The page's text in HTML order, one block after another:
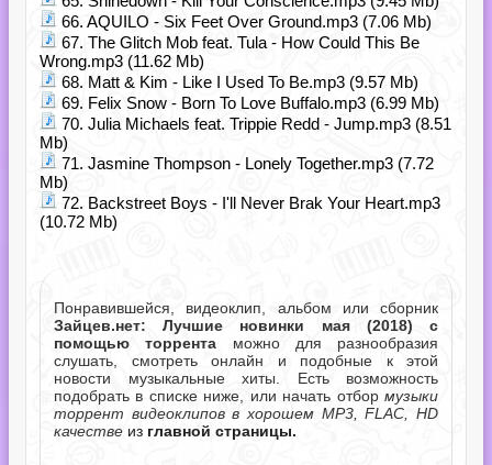
66. AQUILO - Six Feet Over Ground.mp3 (7.06 Mb)
67. The Glitch Mob feat. Tula - How Could This Be
Wrong.mp3 (11.62 Mb)
68. Matt & Kim - Like I Used To Be.mp3 (9.57 Mb)
69. Felix Snow - Born To Love Buffalo.mp3 (6.99 Mb)
70. Julia Michaels feat. Trippie Redd - Jump.mp3 (8.51
Mb)
71. Jasmine Thompson - Lonely Together.mp3 (7.72
Mb)
72. Backstreet Boys - I'll Never Brak Your Heart.mp3
(10.72 Mb)
Понравившейся, видеоклип, альбом или сборник
Зайцев.нет: Лучшие новинки мая (2018) с
помощью торрента можно для разнообразия
слушать, смотреть онлайн и подобные к этой
новости музыкальные хиты. Есть возможность
подобрать в списке ниже, или начать отбор музыки
торрент видеоклипов в хорошем MP3, FLAC, HD
качестве из главной страницы.